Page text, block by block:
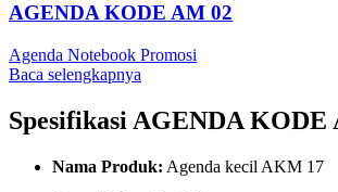
AGENDA KODE AM 02
Agenda Notebook Promosi
Baca selengkapnya
Spesifikasi AGENDA KODE
Nama Produk: Agenda kecil AKM 17